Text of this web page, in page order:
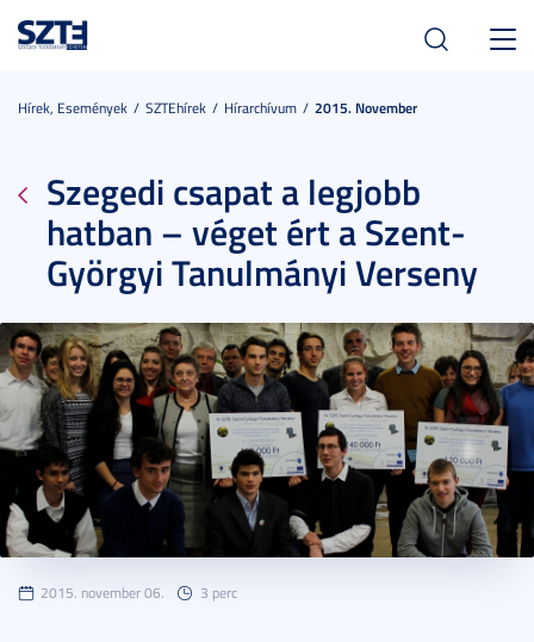
Hírek, Események SZTEhírek Hírarchívum 2015. November
Szegedi csapat a legjobb
hatban – véget ért a Szent-
Györgyi Tanulmányi Verseny
2015. november 06. 3 perc